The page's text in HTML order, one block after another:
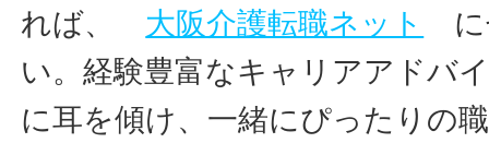
れば、 大阪介護転職ネット
に
い。経験豊富なキャリアアドバ
に耳を傾け、一緒にぴったりの